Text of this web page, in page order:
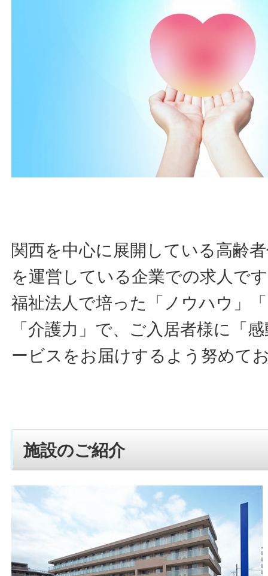
関西を中心に展開している高齢
を運営している企業での求人で
福祉法人で培った「ノウハウ」
「介護力」で、ご入居者様に「
ービスをお届けするよう努めて
施設のご紹介